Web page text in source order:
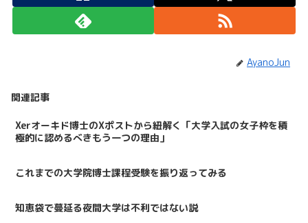
AyanoJun
関連記事
Xerオーキド博士のXポストから紐解く「大学入試の女子枠を積
極的に認めるべきもう一つの理由」
これまでの大学院博士課程受験を振り返ってみる
知恵袋で蔓延る夜間大学は不利ではない説